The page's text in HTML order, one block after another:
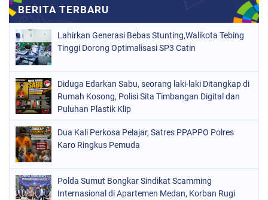
Lahirkan Generasi Bebas Stunting,Walikota Tebing
Tinggi Dorong Optimalisasi SP3 Catin
Diduga Edarkan Sabu, seorang laki-laki Ditangkap di
Rumah Kosong, Polisi Sita Timbangan Digital dan
Puluhan Plastik Klip
Dua Kali Perkosa Pelajar, Satres PPAPPO Polres
Karo Ringkus Pemuda
Polda Sumut Bongkar Sindikat Scamming
Internasional di Apartemen Medan, Korban Rugi